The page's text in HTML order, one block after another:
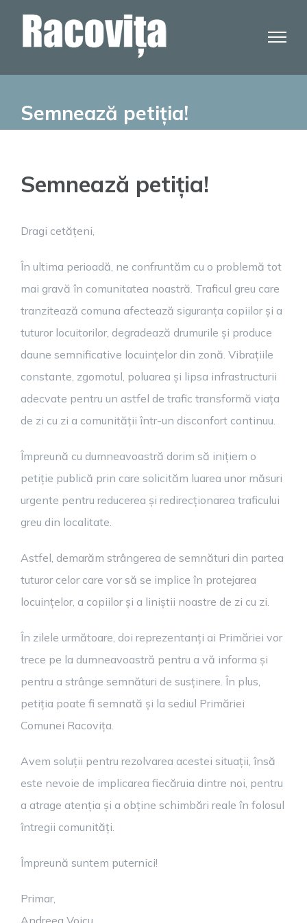
Semnează petiția!
Semnează petiția!
Dragi cetățeni,
În ultima perioadă, ne confruntăm cu o problemă tot
mai gravă în comunitatea noastră. Traficul greu care
tranzitează comuna afectează siguranța copiilor și a
tuturor locuitorilor, degradează drumurile și produce
daune semnificative locuințelor din zonă. Vibrațiile
constante, zgomotul, poluarea și lipsa infrastructurii
adecvate pentru un astfel de trafic transformă viața
de zi cu zi a comunității într-un disconfort continuu.
Împreună cu dumneavoastră dorim să inițiem o
petiție publică prin care solicităm luarea unor măsuri
urgente pentru reducerea și redirecționarea traficului
greu din localitate.
Astfel, demarăm strângerea de semnături din partea
tuturor celor care vor să se implice în protejarea
locuințelor, a copiilor și a liniștii noastre de zi cu zi.
În zilele următoare, doi reprezentanți ai Primăriei vor
trece pe la dumneavoastră pentru a vă informa și
pentru a strânge semnături de susținere. În plus,
petiția poate fi semnată și la sediul Primăriei
Comunei Racovița.
Avem soluții pentru rezolvarea acestei situații, însă
este nevoie de implicarea fiecăruia dintre noi, pentru
a atrage atenția și a obține schimbări reale în folosul
întregii comunități.
Împreună suntem puternici!
Primar,
Andreea Voicu